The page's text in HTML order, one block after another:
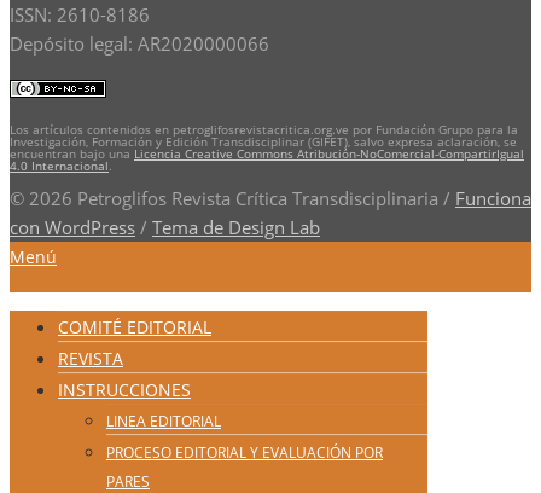
ISSN: 2610-8186
Depósito legal: AR2020000066
Los artículos contenidos en petroglifosrevistacritica.org.ve por Fundación Grupo para la
Investigación, Formación y Edición Transdisciplinar (GIFET), salvo expresa aclaración, se
encuentran bajo una Licencia Creative Commons Atribución-NoComercial-CompartirIgual
4.0 Internacional
© 2026 Petroglifos Revista Crítica Transdisciplinaria / Funciona
con WordPress / Tema de Design Lab
Menú
COMITÉ EDITORIAL
REVISTA
INSTRUCCIONES
LINEA EDITORIAL
PROCESO EDITORIAL Y EVALUACIÓN POR
PARES